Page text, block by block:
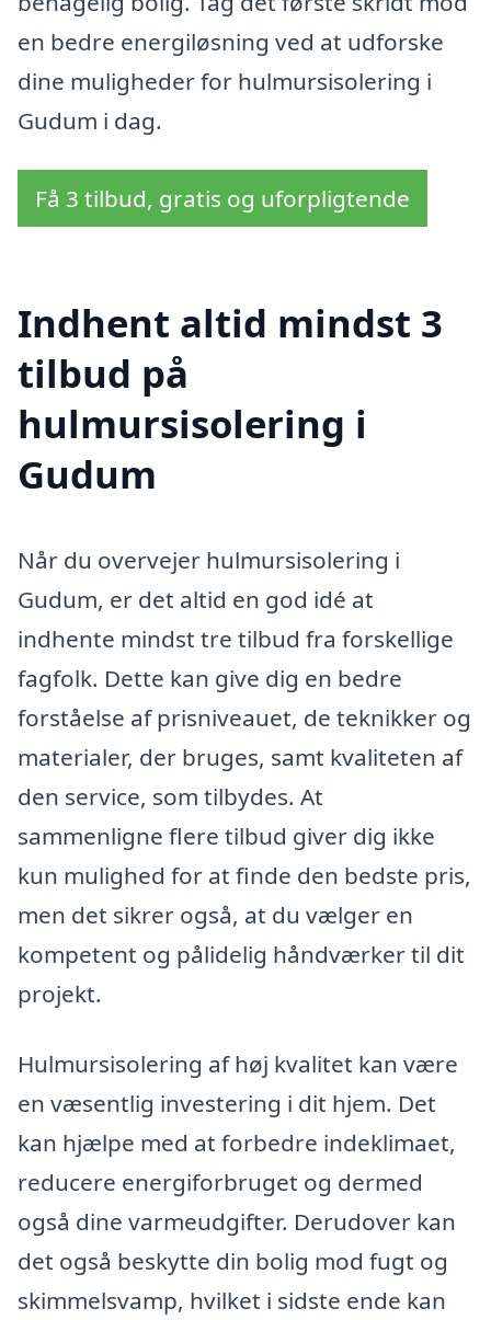
en bedre energiløsning ved at udforske
dine muligheder for hulmursisolering i
Gudum i dag.
Få 3 tilbud, gratis og uforpligtende
Indhent altid mindst 3
tilbud på
hulmursisolering i
Gudum
Når du overvejer hulmursisolering i
Gudum, er det altid en god idé at
indhente mindst tre tilbud fra forskellige
fagfolk. Dette kan give dig en bedre
forståelse af prisniveauet, de teknikker og
materialer, der bruges, samt kvaliteten af
den service, som tilbydes. At
sammenligne flere tilbud giver dig ikke
kun mulighed for at finde den bedste pris,
men det sikrer også, at du vælger en
kompetent og pålidelig håndværker til dit
projekt.
Hulmursisolering af høj kvalitet kan være
en væsentlig investering i dit hjem. Det
kan hjælpe med at forbedre indeklimaet,
reducere energiforbruget og dermed
også dine varmeudgifter. Derudover kan
det også beskytte din bolig mod fugt og
skimmelsvamp, hvilket i sidste ende kan